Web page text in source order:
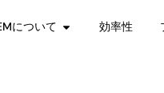
について 効率性